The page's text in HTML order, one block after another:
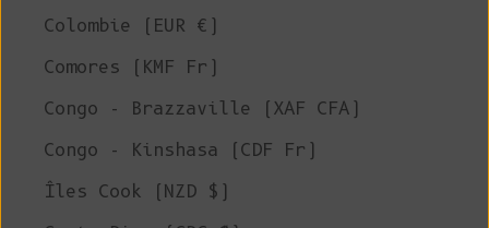
Colombie (EUR €)
Comores (KMF Fr)
Congo - Brazzaville (XAF CFA)
Congo - Kinshasa (CDF Fr)
Îles Cook (NZD $)